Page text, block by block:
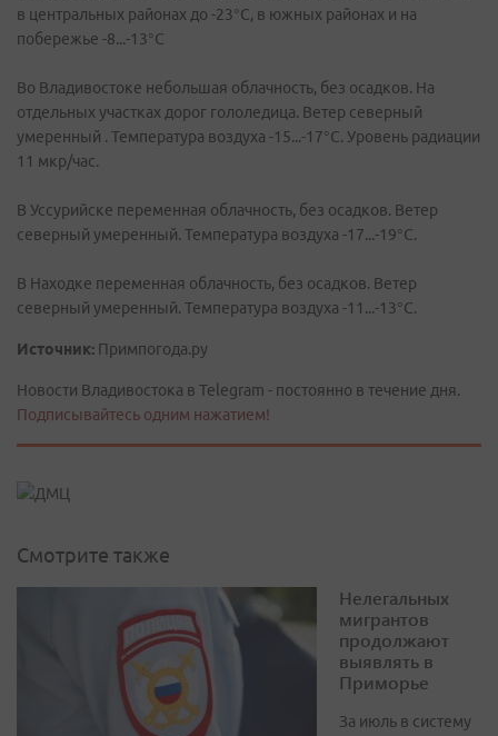
в центральных районах до -23°C, в южных районах и на
побережье -8...-13°C
Во Владивостоке небольшая облачность, без осадков. На
отдельных участках дорог гололедица. Ветер северный
умеренный . Температура воздуха -15...-17°C. Уровень радиации
11 мкр/час.
В Уссурийске переменная облачность, без осадков. Ветер
северный умеренный. Температура воздуха -17...-19°C.
В Находке переменная облачность, без осадков. Ветер
северный умеренный. Температура воздуха -11...-13°C.
Источник: Примпогода.ру
Новости Владивостока в Telegram - постоянно в течение дня.
Подписывайтесь одним нажатием!
Смотрите также
Нелегальных
мигрантов
продолжают
выявлять в
Приморье
За июль в систему